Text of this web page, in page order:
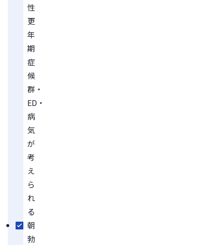
性
更
年
期
症
候
群・
ED・
病
気
が
考
え
ら
れ
る
朝
勃